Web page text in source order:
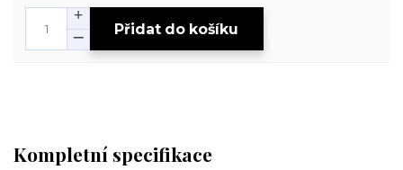
Přidat do košíku
Kompletní specifikace